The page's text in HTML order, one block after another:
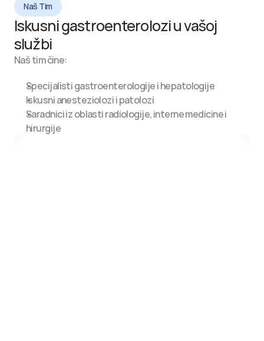
Naš Tim
Iskusni gastroenterolozi u vašoj
službi
Naš tim čine:
Specijalisti gastroenterologije i hepatologije
Iskusni anesteziolozi i patolozi
Saradnici iz oblasti radiologije, interne medicine i
hirurgije